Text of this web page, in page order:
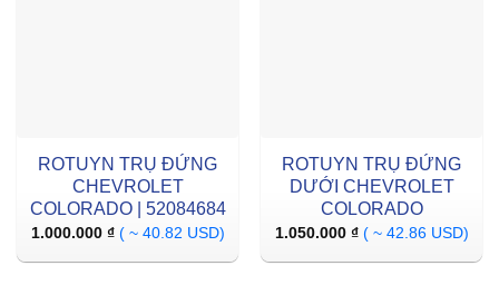
ROTUYN TRỤ ĐỨNG
CHEVROLET
COLORADO | 52084684
1.000.000 ₫ ( ~ 40.82 USD)
ROTUYN TRỤ ĐỨNG
DƯỚI CHEVROLET
COLORADO
1.050.000 ₫ ( ~ 42.86 USD)